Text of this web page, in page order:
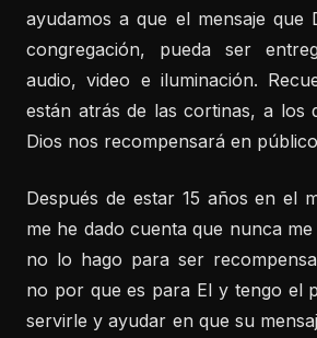
ayudamos a que el mensaje que
congregación, pueda ser
audio, video e iluminación.
están atrás de las cortinas, a los
Dios nos recompensará en
Después de estar 15 años en el
me he dado cuenta que nunca
no lo hago para ser
no por que es para El y tengo el
servirle y ayudar en que su